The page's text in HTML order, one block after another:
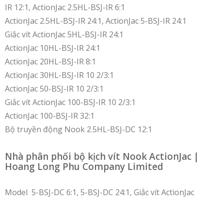
IR 12:1, ActionJac 2.5HL-BSJ-IR 6:1
ActionJac 2.5HL-BSJ-IR 24:1, ActionJac 5-BSJ-IR 24:1
Giắc vít ActionJac 5HL-BSJ-IR 24:1
ActionJac 10HL-BSJ-IR 24:1
ActionJac 20HL-BSJ-IR 8:1
ActionJac 30HL-BSJ-IR 10 2/3:1
ActionJac 50-BSJ-IR 10 2/3:1
Giắc vít ActionJac 100-BSJ-IR 10 2/3:1
ActionJac 100-BSJ-IR 32:1
Bộ truyền động Nook 2.5HL-BSJ-DC 12:1
Nhà phân phối bộ kịch vít Nook ActionJac |
Hoang Long Phu Company Limited
Model 5-BSJ-DC 6:1, 5-BSJ-DC 24:1, Giắc vít ActionJac